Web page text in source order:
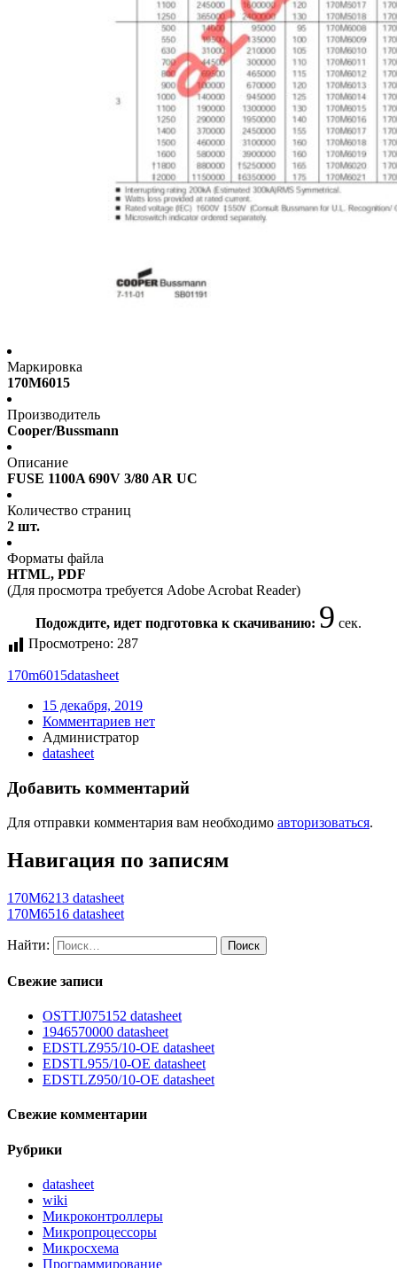
Маркировка
170M6015
Производитель
Cooper/Bussmann
Описание
FUSE 1100A 690V 3/80 AR UC
Количество страниц
2 шт.
Форматы файла
HTML, PDF
(Для просмотра требуется Adobe Acrobat Reader)
Подождите, идет подготовка к скачиванию: 9 сек.
Просмотрено: 287
170m6015datasheet
15 декабря, 2019
Комментариев нет
Администратор
datasheet
Добавить комментарий
Для отправки комментария вам необходимо авторизоваться.
Навигация по записям
170M6213 datasheet
170M6516 datasheet
Найти:
Свежие записи
OSTTJ075152 datasheet
1946570000 datasheet
EDSTLZ955/10-OE datasheet
EDSTL955/10-OE datasheet
EDSTLZ950/10-OE datasheet
Свежие комментарии
Рубрики
datasheet
wiki
Микроконтроллеры
Микропроцессоры
Микросхема
Программирование